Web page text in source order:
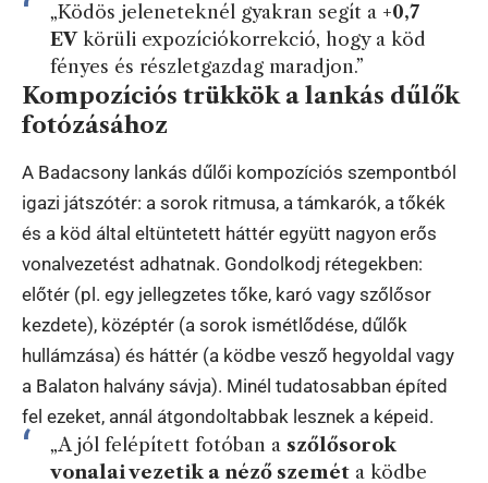
„Ködös jeleneteknél gyakran segít a +0,7
EVkörüli expozíciókorrekció, hogy a köd
fényes és részletgazdag maradjon.”
Kompozíciós trükkök a lankás dűlők
fotózásához
A Badacsony lankás dűlői kompozíciós szempontból
igazi játszótér: a sorok ritmusa, a támkarók, a tőkék
és a köd által eltüntetett háttér együtt nagyon erős
vonalvezetést adhatnak. Gondolkodj rétegekben:
előtér (pl. egy jellegzetes tőke, karó vagy szőlősor
kezdete), középtér (a sorok ismétlődése, dűlők
hullámzása) és háttér (a ködbe vesző hegyoldal vagy
a Balaton halvány sávja). Minél tudatosabban építed
fel ezeket, annál átgondoltabbak lesznek a képeid.
„A jól felépített fotóban a szőlősorok
vonalai vezetik a néző szeméta ködbe